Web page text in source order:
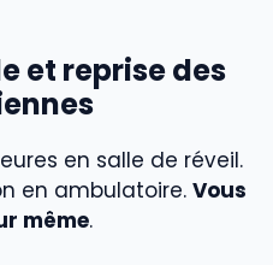
et reprise des
en salle de réveil.
en ambulatoire. Vous
même.